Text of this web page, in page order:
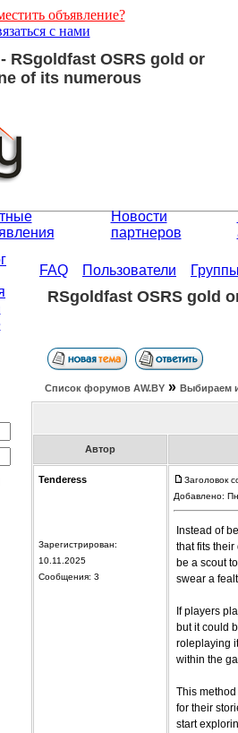
объявление?
с нами
RSgoldfast OSRS gold or
of its numerous
Новости
партнеров
FAQ Пользователи
RSgoldfast OSRS gold
Список форумов АW.BY » Выбираем
Автор
Tenderess
Зарегистрирован:
10.11.2025
Сообщения: 3
Заголовок
Добавлено:
Instead of
that fits
be a scout
swear a
If players
but it could
roleplaying
within the
This
for their
start